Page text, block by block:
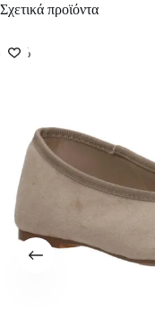
Σχετικά προϊόντα
-50%